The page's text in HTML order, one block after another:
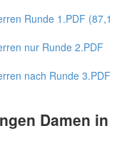
Runde 1.PDF (87,1
nur Runde 2.PDF
nach Runde 3.PDF
Damen in